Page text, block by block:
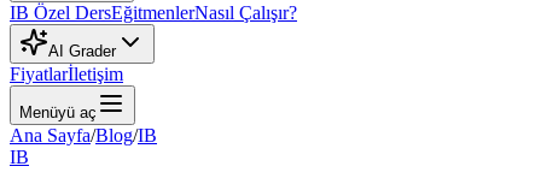
IB Özel DersEğitmenlerNasıl Çalışır?
AI Grader
Fiyatlarİletişim
Menüyü aç
Ana Sayfa/Blog/IB
IB